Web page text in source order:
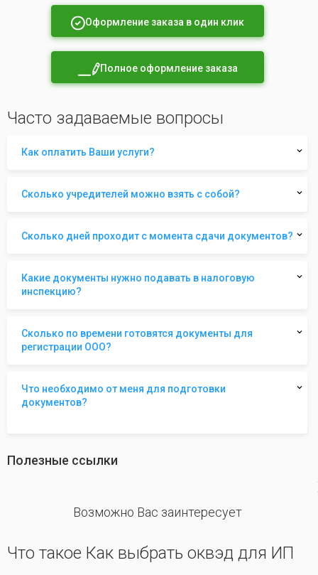
Оформление заказа в один клик
Полное оформление заказа
Часто задаваемые вопросы
Как оплатить Ваши услуги?
Сколько учредителей можно взять с собой?
Сколько дней проходит с момента сдачи документов?
Какие документы нужно подавать в налоговую
инспекцию?
Сколько по времени готовятся документы для
регистрации ООО?
Что необходимо от меня для подготовки
документов?
Полезные ссылки
Возможно Вас заинтересует
Что такое Как выбрать оквэд для ИП